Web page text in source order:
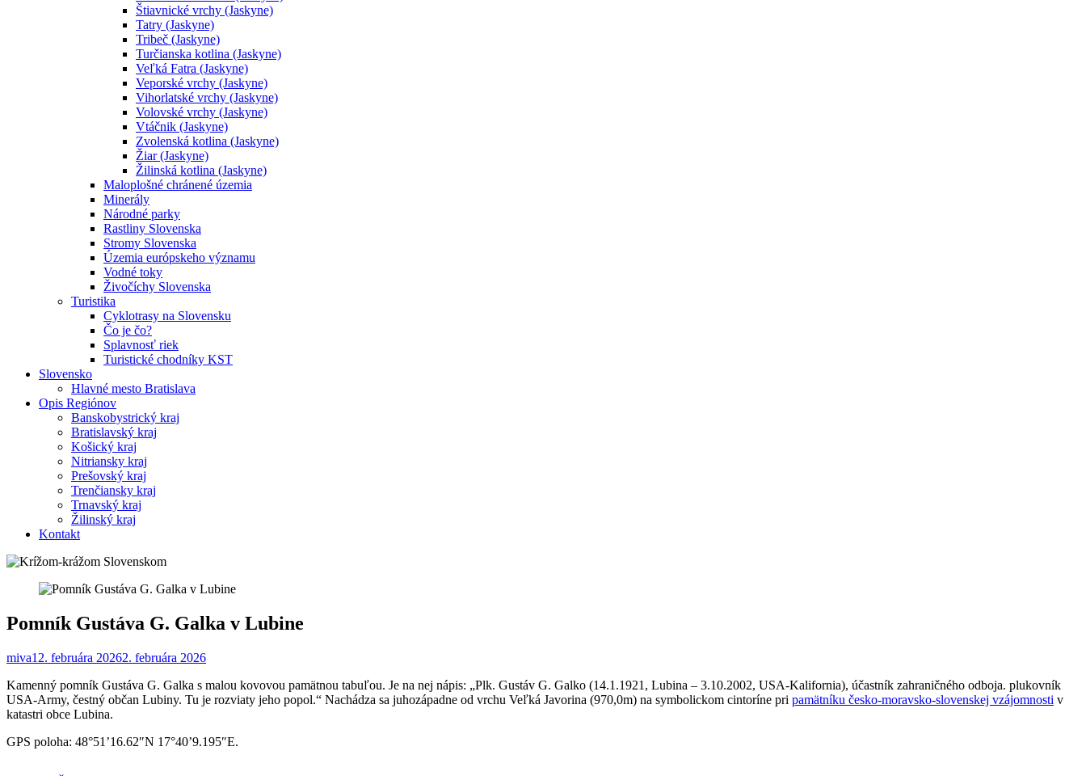
Štiavnické vrchy (Jaskyne)
Tatry (Jaskyne)
Tribeč (Jaskyne)
Turčianska kotlina (Jaskyne)
Veľká Fatra (Jaskyne)
Veporské vrchy (Jaskyne)
Vihorlatské vrchy (Jaskyne)
Volovské vrchy (Jaskyne)
Vtáčnik (Jaskyne)
Zvolenská kotlina (Jaskyne)
Žiar (Jaskyne)
Žilinská kotlina (Jaskyne)
Maloplošné chránené územia
Minerály
Národné parky
Rastliny Slovenska
Stromy Slovenska
Územia európskeho významu
Vodné toky
Živočíchy Slovenska
Turistika
Cyklotrasy na Slovensku
Čo je čo?
Splavnosť riek
Turistické chodníky KST
Slovensko
Hlavné mesto Bratislava
Opis Regiónov
Banskobystrický kraj
Bratislavský kraj
Košický kraj
Nitriansky kraj
Prešovský kraj
Trenčiansky kraj
Trnavský kraj
Žilinský kraj
Kontakt
Pomník Gustáva G. Galka v Lubine
miva1 2. februára 20262. februára 2026
Kamenný pomník Gustáva G. Galka s malou kovovou pamätnou tabuľou. Je na nej nápis: „Plk. Gustáv G. Galko (14.1.1921, Lubina – 3.10.2002, USA-Kalifornia), účastník zahraničného odboja. plukovník
USA-Army, čestný občan Lubiny. Tu je rozviaty jeho popol.“ Nachádza sa juhozápadne od vrchu Veľká Javorina (970,0m) na symbolickom cintoríne pri pamätníku česko-moravsko-slovenskej vzájomnosti v
katastri obce Lubina.
GPS poloha: 48°51’16.62″N 17°40’9.195″E.